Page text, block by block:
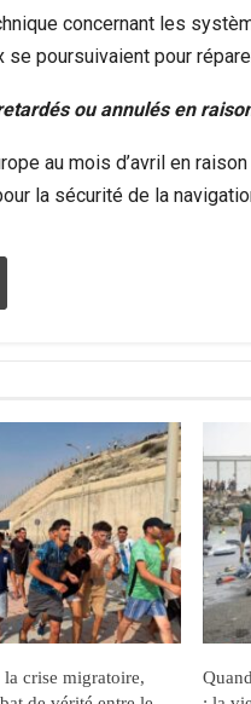
concernant les
poursuivaient pour
ou annulés en
au mois d’avril en
la sécurité de la
la crise migratoire,